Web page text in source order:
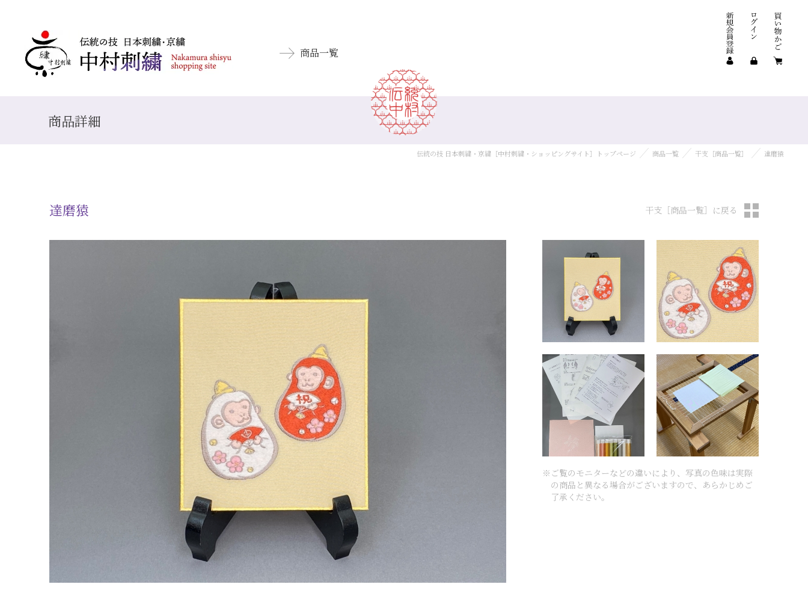
商品一覧
商品詳細
伝統の技 日本刺繍・京繍［中村刺繍・ショッピングサイト］トップページ 商品一覧 干支［商品一覧］ 達磨猿
達磨猿 干支［商品一覧］に戻る
※ご覧のモニターなどの違いにより、写真の色味は実際
の商品と異なる場合がございますので、あらかじめご
了承ください。